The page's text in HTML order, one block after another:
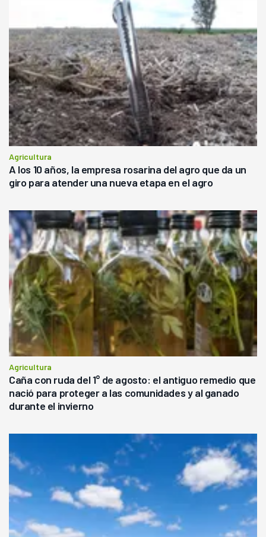
Agricultura
A los 10 años, la empresa rosarina del agro que da un
giro para atender una nueva etapa en el agro
Agricultura
Caña con ruda del 1° de agosto: el antiguo remedio que
nació para proteger a las comunidades y al ganado
durante el invierno